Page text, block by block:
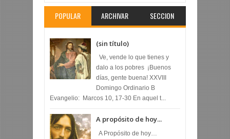
POPULAR ARCHIVAR SECCION
(sin título)
Ve, vende lo que tienes y
dalo a los pobres ¡Buenos
días, gente buena! XXVIII
Domingo Ordinario B
Evangelio: Marcos 10, 17-30 En aquel t...
A propósito de hoy...
A Propósito de hoy…